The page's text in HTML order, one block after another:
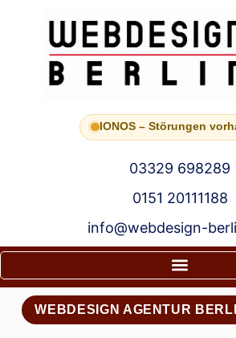
IONOS – Störungen
03329 698289
0151 20111188
info@webdesign-
WEBDESIGN AGENTUR